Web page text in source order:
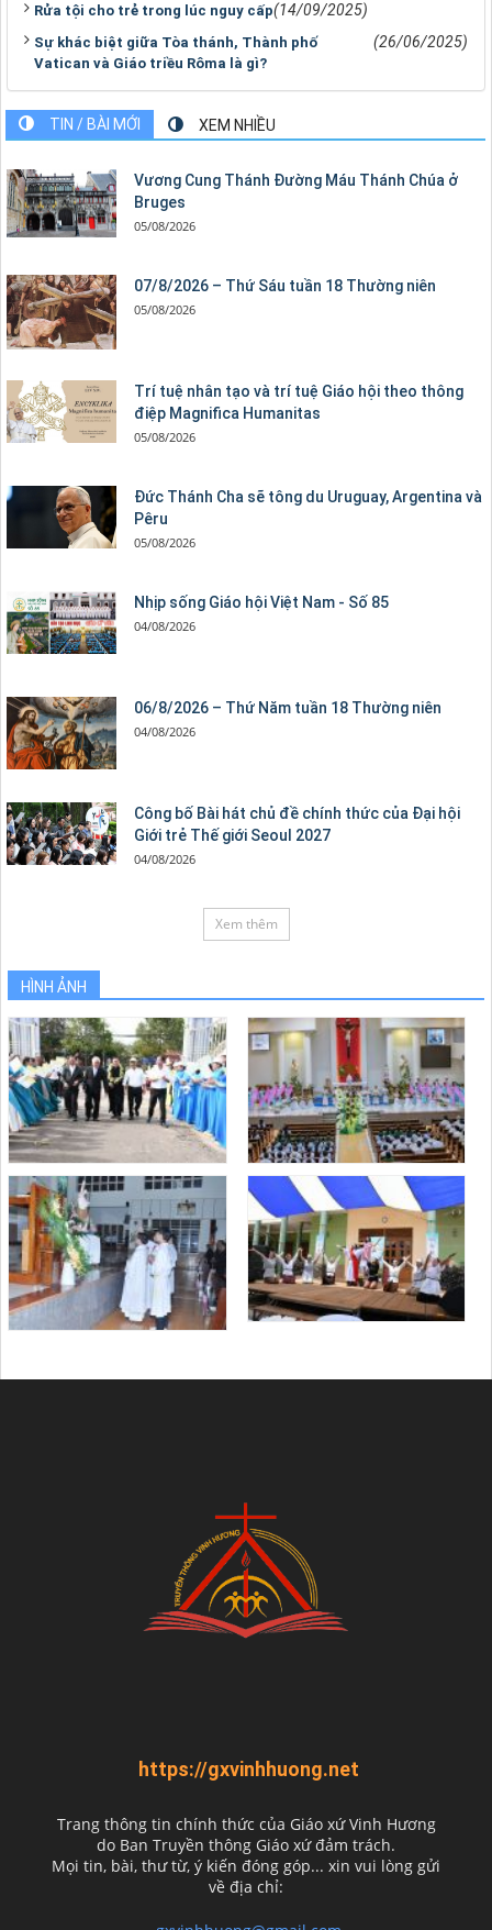
Rửa tội cho trẻ trong lúc nguy cấp(14/09/2025)
Sự khác biệt giữa Tòa thánh, Thành phố
Vatican và Giáo triều Rôma là gì?
(26/06/2025)
TIN / BÀI MỚI XEM NHIỀU
Vương Cung Thánh Ðường Máu Thánh Chúa ở
Bruges
05/08/2026
07/8/2026 – Thứ Sáu tuần 18 Thường niên
05/08/2026
Trí tuệ nhân tạo và trí tuệ Giáo hội theo thông
điệp Magnifica Humanitas
05/08/2026
Đức Thánh Cha sẽ tông du Uruguay, Argentina và
Pêru
05/08/2026
Nhịp sống Giáo hội Việt Nam - Số 85
04/08/2026
06/8/2026 – Thứ Năm tuần 18 Thường niên
04/08/2026
Công bố Bài hát chủ đề chính thức của Đại hội
Giới trẻ Thế giới Seoul 2027
04/08/2026
Xem thêm
HÌNH ẢNH
https://gxvinhhuong.net
Trang thông tin chính thức của Giáo xứ Vinh Hương
do Ban Truyền thông Giáo xứ đảm trách.
Mọi tin, bài, thư từ, ý kiến đóng góp... xin vui lòng gửi
về địa chỉ: